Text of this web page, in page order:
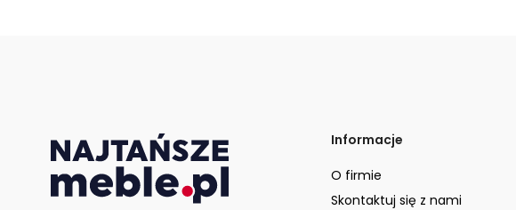
Informacje
O firmie
Skontaktuj się z nami